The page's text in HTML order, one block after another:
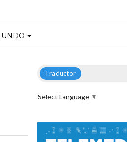
Traductor
Select Language ▼